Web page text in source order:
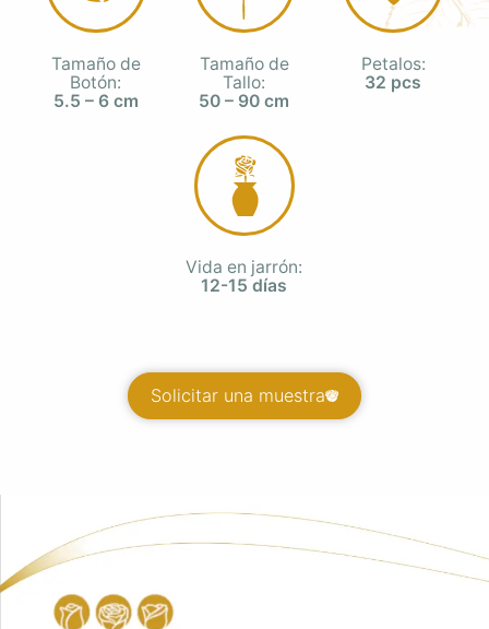
Tamaño de
Botón:
5.5 – 6 cm
Tamaño de
Tallo:
50 – 90 cm
Petalos:
32 pcs
Vida en jarrón:
12-15 días
Solicitar una muestra